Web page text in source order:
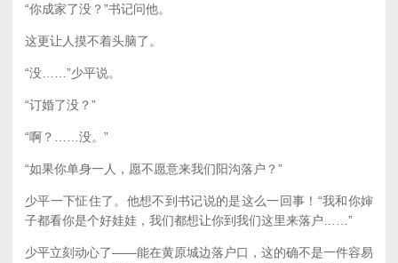
“你成家了没？”书记问他。
这更让人摸不着头脑了。
“没……”少平说。
“订婚了没？”
“啊？……没。”
“如果你单身一人，愿不愿意来我们阳沟落户？”
少平一下怔住了。他想不到书记说的是这么一回事！“我和你婶
子都看你是个好娃娃，我们都想让你到我们这里来落户……”
少平立刻动心了——能在黄原城边落户口，这的确不是一件容易